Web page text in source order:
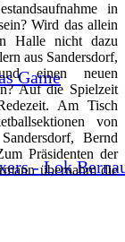
Game
- Lok
in
Wird das allein
Halle nicht dazu
aus Sandersdorf,
einen neuen
Auf die Spielzeit
Am Tisch
von
Bernd
Präsidenten der
übernahm die